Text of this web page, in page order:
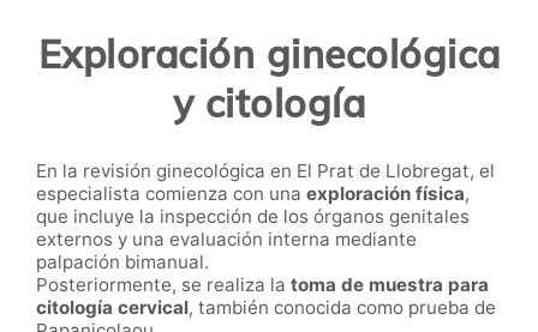
Exploración ginecológica
y citología
En la revisión ginecológica en El Prat de Llobregat, el
especialista comienza con una exploración física,
que incluye la inspección de los órganos genitales
externos y una evaluación interna mediante
palpación bimanual.
Posteriormente, se realiza la toma de muestra para
citología cervical, también conocida como prueba de